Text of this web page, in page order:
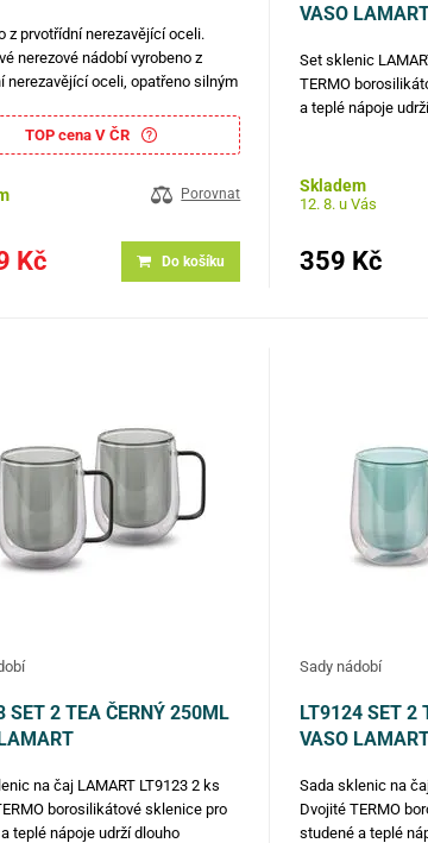
z prvotřídní nerezavějící oceli.
nerezové nádobí vyrobeno z
nerezavějící oceli, opatřeno silným
větší bezpečnost, funkčnost a
z odolného skla a otvorem…
TOP cena V ČR
Porovnat
Kč Do košíku
VASO
Set sklenic
TERMO
a teplé nápoje
Silné
Skladem
12. 8. u Vás
359 Kč
SET 2 TEA ČERNÝ 250ML
na čaj LAMART LT9123 2 ks
borosilikátové sklenice pro
teplé nápoje udrží dlouho
Sady nádobí
LT9124 SET 2
VASO
Sada sklenic na
Dvojité TERMO
studené a teplé